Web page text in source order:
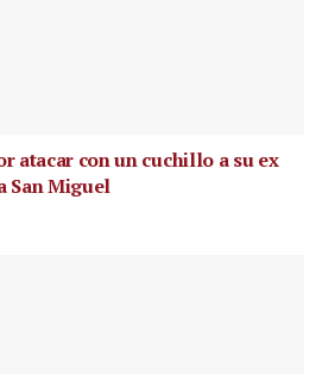
atacar con un cuchillo a su ex
San Miguel